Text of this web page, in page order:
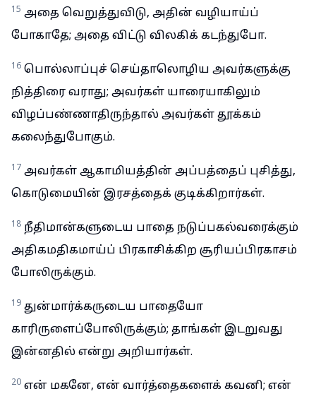
15 அதை வெறுத்துவிடு, அதின் வழியாய்ப்
போகாதே; அதை விட்டு விலகிக் கடந்துபோ.
16 பொல்லாப்புச் செய்தாலொழிய அவர்களுக்கு
நித்திரை வராது; அவர்கள் யாரையாகிலும்
விழப்பண்ணாதிருந்தால் அவர்கள் தூக்கம்
கலைந்துபோகும்.
17 அவர்கள் ஆகாமியத்தின் அப்பத்தைப் புசித்து,
கொடுமையின் இரசத்தைக் குடிக்கிறார்கள்.
18 நீதிமான்களுடைய பாதை நடுப்பகல்வரைக்கும்
அதிகமதிகமாய்ப் பிரகாசிக்கிற சூரியப்பிரகாசம்
போலிருக்கும்.
19 துன்மார்க்கருடைய பாதையோ
காரிருளைப்போலிருக்கும்; தாங்கள் இடறுவது
இன்னதில் என்று அறியார்கள்.
20 என் மகனே, என் வார்த்தைகளைக் கவனி; என்